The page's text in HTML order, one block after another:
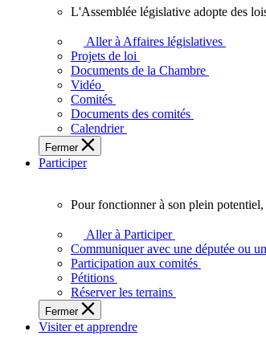
l'Ontario.
législative
adopte
touchent
vie
des
Ontariennes
Ontariens.
L'Assemblée législative adopte des
Aller à Affaires législatives
Projets de loi
Documents de la Chambre
Vidéo
Comités
Documents des comités
Calendrier
Fermer
Participer
fonctionner
plein
potentiel,
l'Assemblée
a
besoin
Pour fonctionner à son plein
Aller à Participer
Communiquer avec une députée ou
Participation aux comités
Pétitions
Réserver les terrains
Fermer
Visiter et apprendre